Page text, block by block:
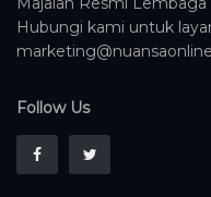
Hubungi kami untuk
Follow Us